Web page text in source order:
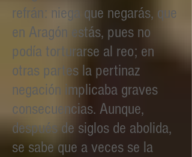
refrán: niega que negarás, que
en Aragón estás, pues no
podía torturarse al reo; en
otras partes la pertinaz
negación implicaba graves
consecuencias. Aunque,
después de siglos de abolida,
se sabe que a veces se la